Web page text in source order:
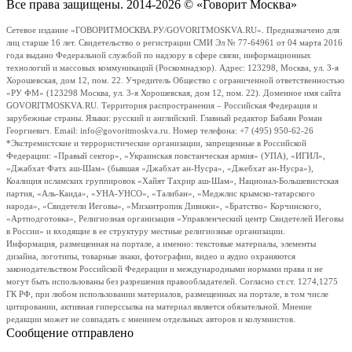
Все права защищены. 2014-2026 © «Говорит Москва»
Сетевое издание «ГОВОРИТМОСКВА.РУ/GOVORITMOSKVA.RU». Предназначено для
лиц старше 16 лет. Свидетельство о регистрации СМИ Эл № 77-64961 от 04 марта 2016
года выдано Федеральной службой по надзору в сфере связи, информационных
технологий и массовых коммуникаций (Роскомнадзор). Адрес: 123298, Москва, ул. 3-я
Хорошевская, дом 12, пом. 22. Учредитель Общество с ограниченной ответственностью
«РУ ФМ» (123298 Москва, ул. 3-я Хорошевская, дом 12, пом. 22). Доменное имя сайта
GOVORITMOSKVA.RU. Территория распространения – Российская Федерация и
зарубежные страны. Языки: русский и английский. Главный редактор Бабаян Роман
Георгиевич. Email: info@govoritmoskva.ru. Номер телефона: +7 (495) 950-62-26
*Экстремистские и террористические организации, запрещенные в Российской
Федерации: «Правый сектор», «Украинская повстанческая армия» (УПА), «ИГИЛ»,
«Джабхат Фатх аш-Шам» (бывшая «Джабхат ан-Нусра», «Джебхат ан-Нусра»),
Коалиция исламских группировок «Хайят Тахрир аш-Шам», Национал-Большевистская
партия, «Аль-Каида», «УНА-УНСО», «Талибан», «Меджлис крымско-татарского
народа», «Свидетели Иеговы», «Мизантропик Дивижн», «Братство» Корчинского,
«Артподготовка», Религиозная организация «Управленческий центр Свидетелей Иеговы
в России» и входящие в ее структуру местные религиозные организации.
Информация, размещенная на портале, а именно: текстовые материалы, элементы
дизайна, логотипы, товарные знаки, фотографии, видео и аудио охраняются
законодательством Российской Федерации и международными нормами права и не
могут быть использованы без разрешения правообладателей. Согласно ст.ст. 1274,1275
ГК РФ, при любом использовании материалов, размещенных на портале, в том числе
цитировании, активная гиперссылка на материал является обязательной. Мнение
редакции может не совпадать с мнением отдельных авторов и колумнистов.
Сообщение отправлено